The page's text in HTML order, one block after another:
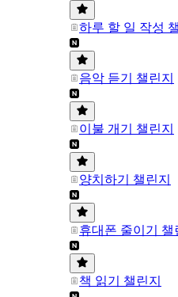
하루 할 일 작성
음악 듣기 챌린지
이불 개기 챌린지
양치하기 챌린지
휴대폰 줄이기 챌
책 읽기 챌린지